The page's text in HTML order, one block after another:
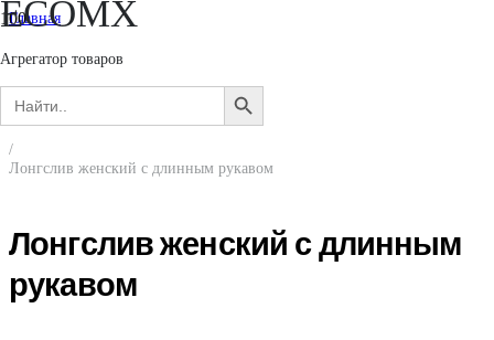
ECOMX
Агрегатор товаров
Search
for:
SEARCH
BUTTON
Главная
Женщинам
Одежда
Футболки и лонгсливы
/
Лонгслив женский с длинным рукавом
Лонгслив женский с длинным
рукавом